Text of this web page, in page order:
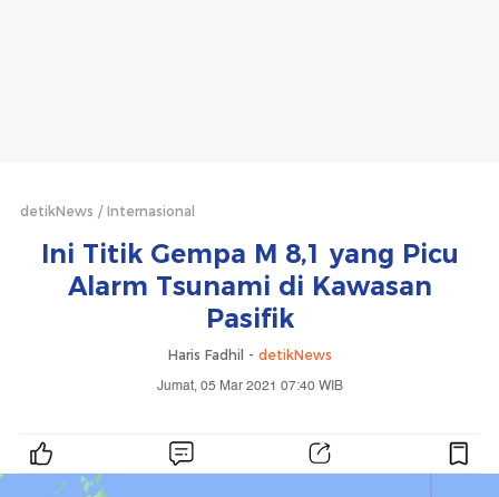
detikNews Internasional
Ini Titik Gempa M 8,1 yang Picu
Alarm Tsunami di Kawasan
Pasifik
Haris Fadhil - detikNews
Jumat, 05 Mar 2021 07:40 WIB